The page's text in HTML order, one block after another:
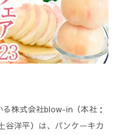
株式会社blow-in（本社：
谷洋平）は、パンケーキカ